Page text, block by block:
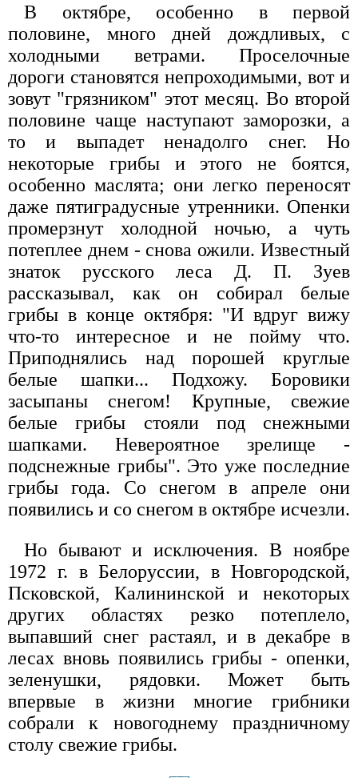
В октябре, особенно в первой
половине, много дней дождливых, с
холодными ветрами. Проселочные
дороги становятся непроходимыми, вот и
зовут "грязником" этот месяц. Во второй
половине чаще наступают заморозки, а
то и выпадет ненадолго снег. Но
некоторые грибы и этого не боятся,
особенно маслята; они легко переносят
даже пятиградусные утренники. Опенки
промерзнут холодной ночью, а чуть
потеплее днем - снова ожили. Известный
знаток русского леса Д. П. Зуев
рассказывал, как он собирал белые
грибы в конце октября: "И вдруг вижу
что-то интересное и не пойму что.
Приподнялись над порошей круглые
белые шапки... Подхожу. Боровики
засыпаны снегом! Крупные, свежие
белые грибы стояли под снежными
шапками. Невероятное зрелище -
подснежные грибы". Это уже последние
грибы года. Со снегом в апреле они
появились и со снегом в октябре исчезли.
Но бывают и исключения. В ноябре
1972 г. в Белоруссии, в Новгородской,
Псковской, Калининской и некоторых
других областях резко потеплело,
выпавший снег растаял, и в декабре в
лесах вновь появились грибы - опенки,
зеленушки, рядовки. Может быть
впервые в жизни многие грибники
собрали к новогоднему праздничному
столу свежие грибы.